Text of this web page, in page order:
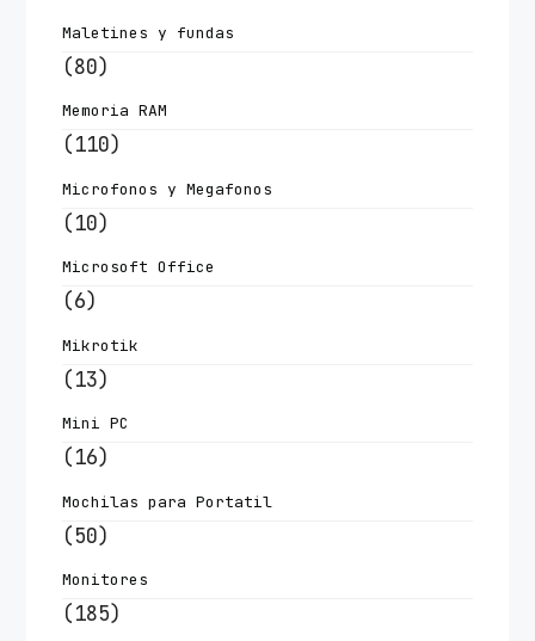
Maletines y fundas
(80)
Memoria RAM
(110)
Microfonos y Megafonos
(10)
Microsoft Office
(6)
Mikrotik
(13)
Mini PC
(16)
Mochilas para Portatil
(50)
Monitores
(185)